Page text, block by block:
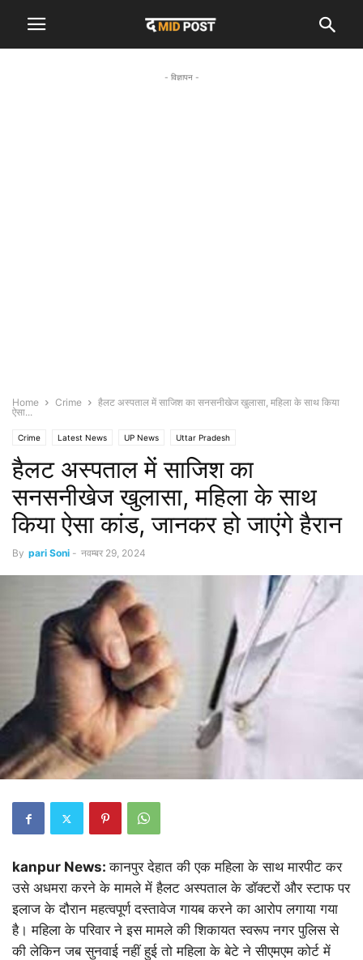
- विज्ञापन -
Home Crime
हैलट अस्पताल में साजिश का सनसनीखेज खुलासा, महिला के साथ किया
ऐसा...
Crime Latest News UP News Uttar Pradesh
हैलट अस्पताल में साजिश का
सनसनीखेज खुलासा, महिला के साथ
किया ऐसा कांड, जानकर हो जाएंगे हैरान
By pari Soni - नवम्बर 29, 2024
kanpur News:कानपुर देहात की एक महिला के साथ मारपीट कर
उसे अधमरा करने के मामले में हैलट अस्पताल के डॉक्टरों और स्टाफ पर
इलाज के दौरान महत्वपूर्ण दस्तावेज गायब करने का आरोप लगाया गया
है। महिला के परिवार ने इस मामले की शिकायत स्वरूप नगर पुलिस से
की लेकिन जब सुनवाई नहीं हुई तो महिला के बेटे ने सीएमएम कोर्ट में